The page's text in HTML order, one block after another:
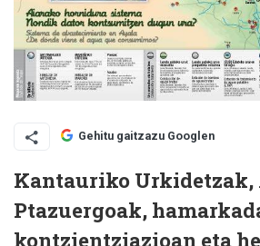
Gehitu gaitzazu Googlen
Kantauriko Urkidetzak,
Ptazuergoak,
kontzientziazioan eta